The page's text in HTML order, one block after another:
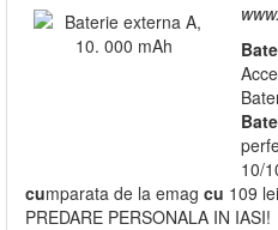
10/
cumparata de la emag cu 109
PREDARE PERSONALA IN IASI!